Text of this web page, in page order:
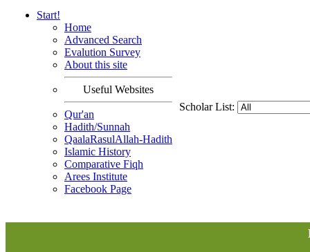
Start!
Home
Advanced Search
Evalution Survey
About this site
Useful Websites
Qur'an
Hadith/Sunnah
QaalaRasulAllah-Hadith
Islamic History
Comparative Fiqh
Arees Institute
Facebook Page
Scholar List: